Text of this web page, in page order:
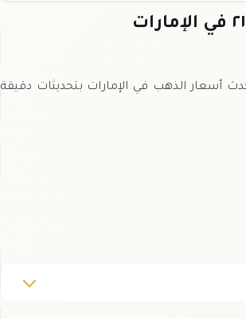
(-٠.٢١%)
اليوم. نوفر لك أحدث أسعار الذهب في الإمارات بتحديثات دقيقة